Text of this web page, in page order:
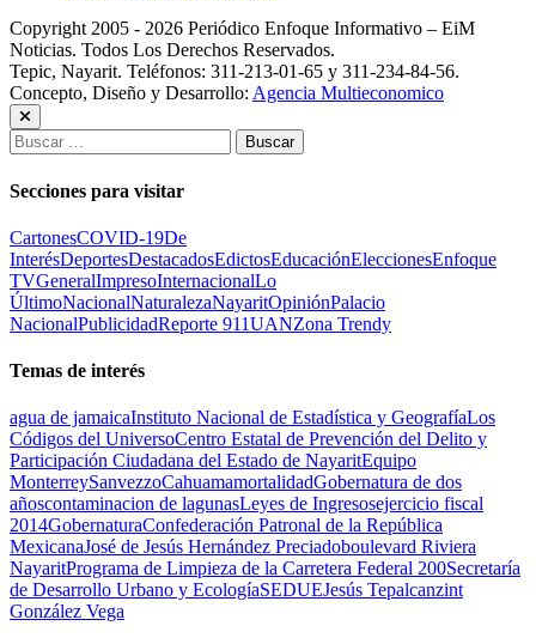
Copyright 2005 - 2026 Periódico Enfoque Informativo – EiM
Noticias. Todos Los Derechos Reservados.
Tepic, Nayarit. Teléfonos: 311-213-01-65 y 311-234-84-56.
Concepto, Diseño y Desarrollo: Agencia Multieconomico
Buscar:
Secciones para visitar
CartonesCOVID-19De
InterésDeportesDestacadosEdictosEducaciónEleccionesEnfoque
TVGeneralImpresoInternacionalLo
ÚltimoNacionalNaturalezaNayaritOpiniónPalacio
NacionalPublicidadReporte 911UANZona Trendy
Temas de interés
agua de jamaicaInstituto Nacional de Estadística y GeografíaLos
Códigos del UniversoCentro Estatal de Prevención del Delito y
Participación Ciudadana del Estado de NayaritEquipo
MonterreySanvezzoCahuamamortalidadGobernatura de dos
añoscontaminacion de lagunasLeyes de Ingresosejercicio fiscal
2014GobernaturaConfederación Patronal de la República
MexicanaJosé de Jesús Hernández Preciadoboulevard Riviera
NayaritPrograma de Limpieza de la Carretera Federal 200Secretaría
de Desarrollo Urbano y EcologíaSEDUEJesús Tepalcanzint
González Vega